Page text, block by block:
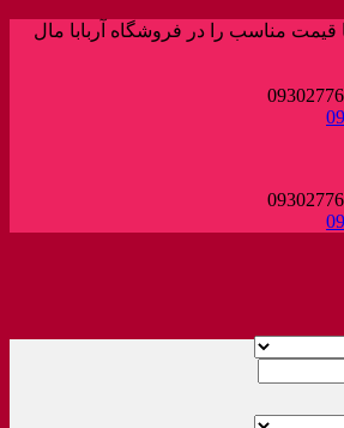
قیمت مناسب را در فروشگاه آربابا مال